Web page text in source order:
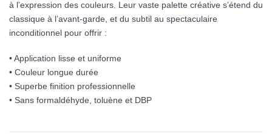
à l’expression des couleurs. Leur vaste palette créative s’étend du
classique à l’avant-garde, et du subtil au spectaculaire
inconditionnel pour offrir :
• Application lisse et uniforme
• Couleur longue durée
• Superbe finition professionnelle
• Sans formaldéhyde, toluène et DBP